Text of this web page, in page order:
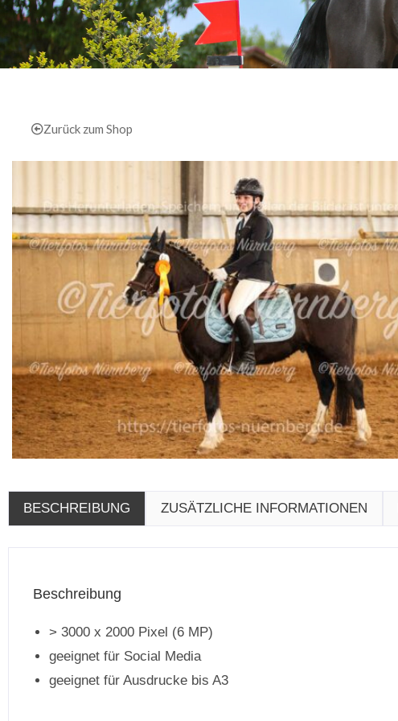
Zurück zum Shop
BESCHREIBUNG ZUSÄTZLICHE INFORMATIONEN
Beschreibung
> 3000 x 2000 Pixel (6 MP)
geeignet für Social Media
geeignet für Ausdrucke bis A3